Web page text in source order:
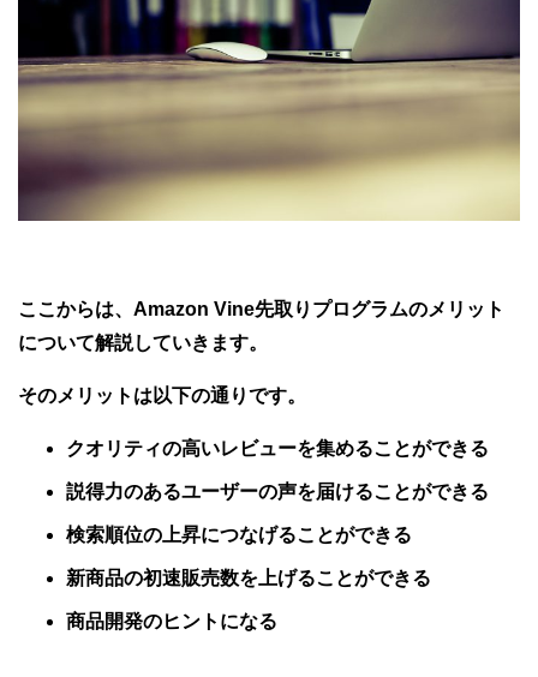
ここからは、Amazon Vine先取りプログラムのメリット
について解説していきます。
そのメリットは以下の通りです。
クオリティの高いレビューを集めることができる
説得力のあるユーザーの声を届けることができる
検索順位の上昇につなげることができる
新商品の初速販売数を上げることができる
商品開発のヒントになる